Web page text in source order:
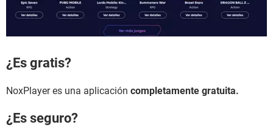
¿Es gratis?
NoxPlayer es una aplicación completamente gratuita.
¿Es seguro?